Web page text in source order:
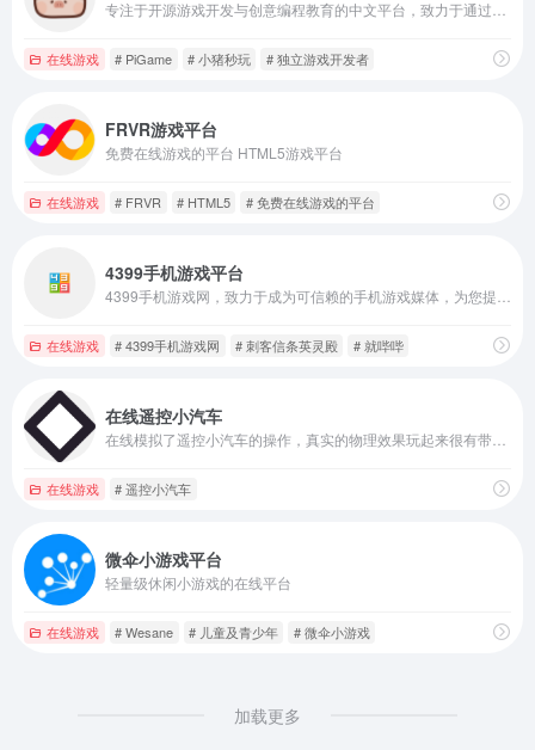
在线游戏 # PiGame # 小猪秒玩 # 独立游戏开发者
FRVR游戏平台
免费在线游戏的平台 HTML5游戏平台
在线游戏 # FRVR # HTML5 # 免费在线游戏的平台
4399手机游戏平台
在线游戏 # 4399手机游戏网 # 刺客信条英灵殿 # 就哔哔
在线遥控小汽车
在线游戏 # 遥控小汽车
微伞小游戏平台
轻量级休闲小游戏的在线平台
在线游戏 # Wesane # 儿童及青少年 # 微伞小游戏
加载更多